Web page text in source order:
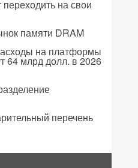
на свои
памяти DRAM
на платформы
64 млрд долл. в 2026
перечень